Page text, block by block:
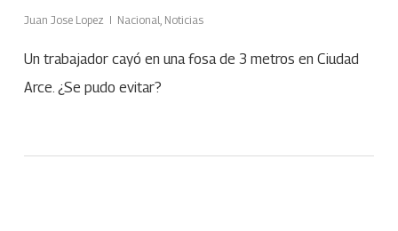
Juan Jose Lopez Nacional Noticias
Un trabajador cayó en una fosa de 3 metros en Ciudad
Arce. ¿Se pudo evitar?